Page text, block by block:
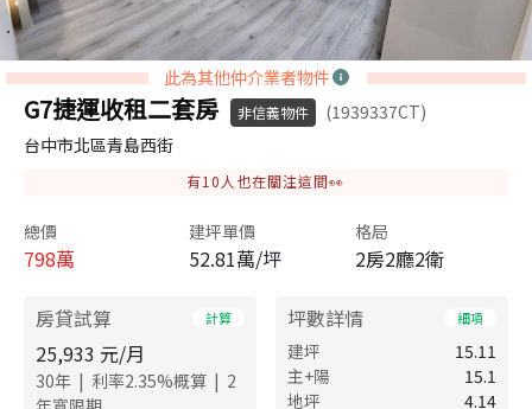
此為其他仲介業者物件
G7捷運收租二套房 非信義物件
(1939337CT)
台中市北區青島西街
有10 人也在關注這間👀
總價
798萬
建坪單價
52.81萬/坪
格局
2房2廳2衛
房貸試算 計算
25,933 元/月
30年 | 利率2.35%概算 | 2
坪數詳情 細項
建坪
15.11
主+陽
15.1
地坪
4.14